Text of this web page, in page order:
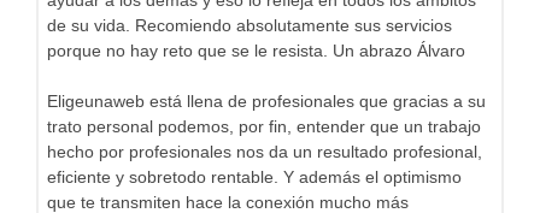
de su vida. Recomiendo absolutamente sus servicios
porque no hay reto que se le resista. Un abrazo Álvaro
Eligeunaweb está llena de profesionales que gracias a su
trato personal podemos, por fin, entender que un trabajo
hecho por profesionales nos da un resultado profesional,
eficiente y sobretodo rentable. Y además el optimismo
que te transmiten hace la conexión mucho más